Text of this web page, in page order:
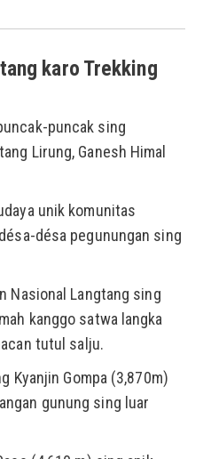
karo Trekking
puncak sing
Lirung, Ganesh Himal
unik komunitas
désa pegunungan sing
Nasional Langtang sing
kanggo satwa langka
tutul salju.
Kyanjin Gompa (3,870m)
gunung sing luar